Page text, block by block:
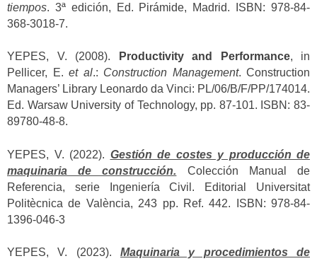
tiempos. 3ª edición, Ed. Pirámide, Madrid. ISBN: 978-84-
368-3018-7.
YEPES, V. (2008). Productivity and Performance, in
Pellicer, E. et al.: Construction Management. Construction
Managers’ Library Leonardo da Vinci: PL/06/B/F/PP/174014.
Ed. Warsaw University of Technology, pp. 87-101. ISBN: 83-
89780-48-8.
YEPES, V. (2022). Gestión de costes y producción de
maquinaria de construcción. Colección Manual de
Referencia, serie Ingeniería Civil. Editorial Universitat
Politècnica de València, 243 pp. Ref. 442. ISBN: 978-84-
1396-046-3
YEPES, V. (2023). Maquinaria y procedimientos de